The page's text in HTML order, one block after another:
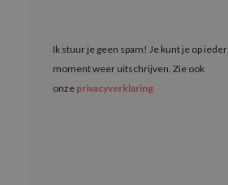
Ik stuur je geen spam! Je kunt je op ieder
moment weer uitschrijven. Zie ook
onze privacyverklaring